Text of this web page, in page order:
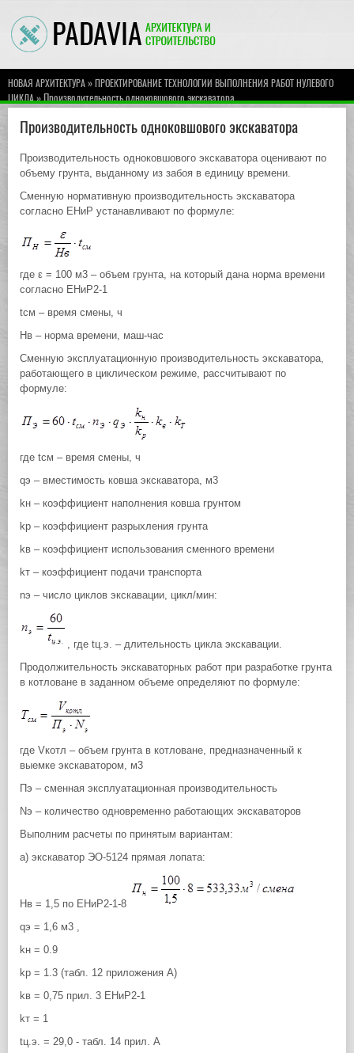
НОВАЯ АРХИТЕКТУРА»ПРОЕКТИРОВАНИЕ ТЕХНОЛОГИИ ВЫПОЛНЕНИЯ РАБОТ НУЛЕВОГО
ЦИКЛА» Производительность одноковшового экскаватора
Производительность одноковшового экскаватора
Производительность одноковшового экскаватора оценивают по
объему грунта, выданному из забоя в единицу времени.
Сменную нормативную производительность экскаватора
согласно ЕНиР устанавливают по формуле:
где ε = 100 м3 – объем грунта, на который дана норма времени
согласно ЕНиР2-1
tсм – время смены, ч
Нв – норма времени, маш-час
Сменную эксплуатационную производительность экскаватора,
работающего в циклическом режиме, рассчитывают по
формуле:
где tсм – время смены, ч
qэ – вместимость ковша экскаватора, м3
kн – коэффициент наполнения ковша грунтом
kр – коэффициент разрыхления грунта
kв – коэффициент использования сменного времени
kт – коэффициент подачи транспорта
nэ – число циклов экскавации, цикл/мин:
, где tц.э. – длительность цикла экскавации.
Продолжительность экскаваторных работ при разработке грунта
в котловане в заданном объеме определяют по формуле:
где Vкотл – объем грунта в котловане, предназначенный к
выемке экскаватором, м3
Пэ – сменная эксплуатационная производительность
Nэ – количество одновременно работающих экскаваторов
Выполним расчеты по принятым вариантам:
а) экскаватор ЭО-5124 прямая лопата:
Нв = 1,5 по ЕНиР2-1-8
qэ = 1,6 м3 ,
kн = 0.9
kр = 1.3 (табл. 12 приложения А)
kв = 0,75 прил. 3 ЕНиР2-1
kт = 1
tц.э. = 29,0 - табл. 14 прил. А